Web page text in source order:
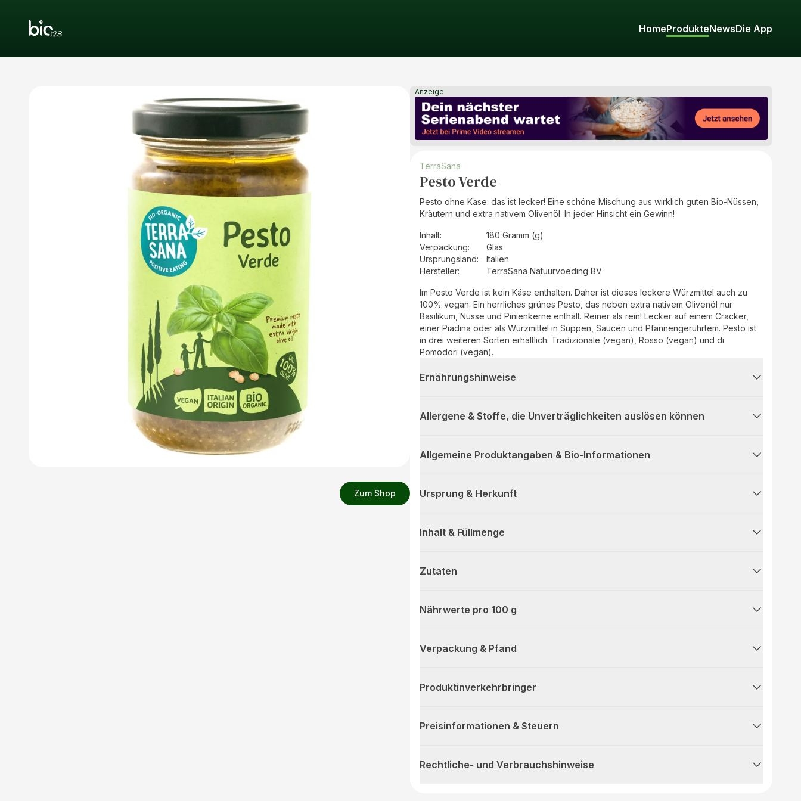
HomeProdukteNewsDie App
Zum Shop
Anzeige
TerraSana
Pesto Verde
Pesto ohne Käse: das ist lecker! Eine schöne Mischung aus wirklich guten Bio-Nüssen,
Kräutern und extra nativem Olivenöl. In jeder Hinsicht ein Gewinn!
Inhalt:
180 Gramm (g)
Verpackung:
Glas
Ursprungsland:
Italien
Hersteller: TerraSana Natuurvoeding BV
Im Pesto Verde ist kein Käse enthalten. Daher ist dieses leckere Würzmittel auch zu
100% vegan. Ein herrliches grünes Pesto, das neben extra nativem Olivenöl nur
Basilikum, Nüsse und Pinienkerne enthält. Reiner als rein! Lecker auf einem Cracker,
einer Piadina oder als Würzmittel in Suppen, Saucen und Pfannengerührtem. Pesto ist
in drei weiteren Sorten erhältlich: Tradizionale (vegan), Rosso (vegan) und di
Pomodori (vegan).
Ernährungshinweise
Allergene & Stoffe, die Unverträglichkeiten auslösen können
Allgemeine Produktangaben & Bio-Informationen
Ursprung & Herkunft
Inhalt & Füllmenge
Zutaten
Nährwerte pro 100 g
Verpackung & Pfand
Produktinverkehrbringer
Preisinformationen & Steuern
Rechtliche- und Verbrauchshinweise